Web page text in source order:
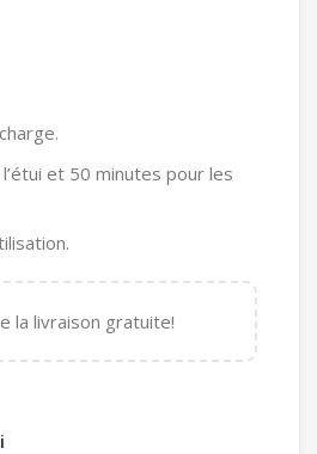
et 50 minutes pour les
la livraison gratuite!